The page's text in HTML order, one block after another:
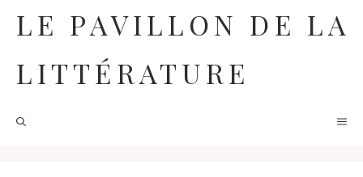
contenu
LE PAVILLON DE LA
LITTÉRATURE